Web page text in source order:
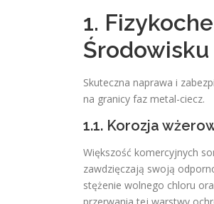
1.
Skuteczna naprawa i
na granicy faz metal-ciecz.
1.1. Korozja
Większość komercyjnych
zawdzięczają swoją
stężenie wolnego chloru